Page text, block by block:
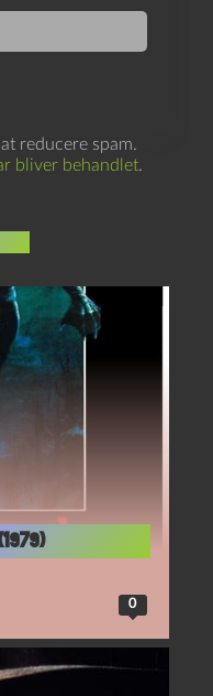
reducere spam.
bliver behandlet.
0